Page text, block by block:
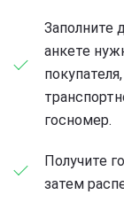
Заполните
анкете
госномер.
Получите
затем